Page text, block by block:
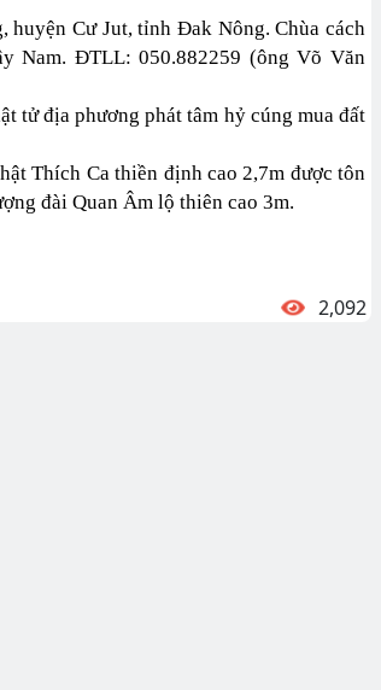
huyện Cư Jut, tỉnh Đak Nông. Chùa cách
Nam. ĐTLL: 050.882259 (ông Võ Văn
tử địa phương phát tâm hỷ cúng mua đất
Thích Ca thiền định cao 2,7m được tôn
đài Quan Âm lộ thiên cao 3m.
2,092